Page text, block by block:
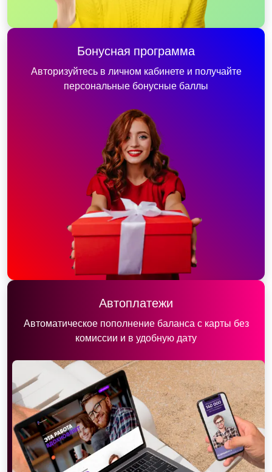
Бонусная программа
Авторизуйтесь в личном кабинете и получайте
персональные бонусные баллы
Автоплатежи
Автоматическое пополнение баланса с карты без
комиссии и в удобную дату